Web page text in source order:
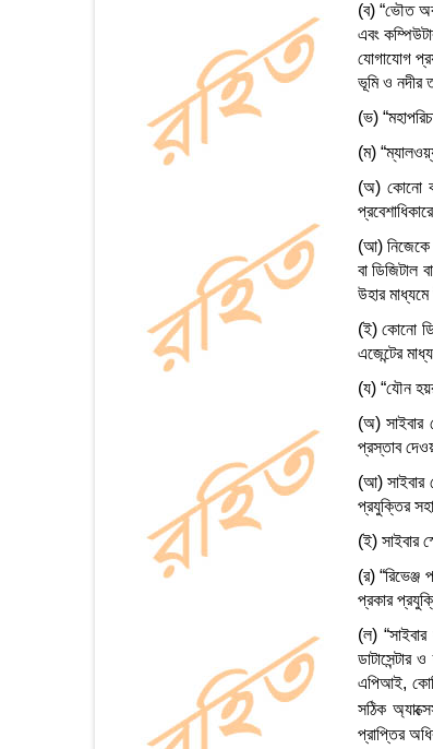
(ব) “ভৌত
এবং
যোগাযোগ
ভূমি ও নদীর
(ভ)
(ম)
(অ) কোনো
(আ) নিজেকে
বা ডিজিটাল
উহার
(ই) কোনো
এজেন্টের
(য) “যৌন
(অ) সাইবার
প্রস্তাব
(আ) সাইবার
প্রযুক্তির
(ই) সাইবার
(র)
প্রকার
(ল) “সাইবার
এপিআই,
সঠিক
প্রাপ্তির